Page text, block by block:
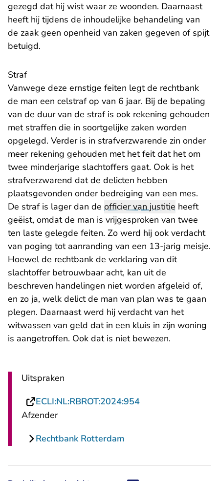
gezegd dat hij wist waar ze woonden. Daarnaast
heeft hij tijdens de inhoudelijke behandeling van
de zaak geen openheid van zaken gegeven of spijt
betuigd.
Straf
Vanwege deze ernstige feiten legt de rechtbank
de man een celstraf op van 6 jaar. Bij de bepaling
van de duur van de straf is ook rekening gehouden
met straffen die in soortgelijke zaken worden
opgelegd. Verder is in strafverzwarende zin onder
meer rekening gehouden met het feit dat het om
twee minderjarige slachtoffers gaat. Ook is het
strafverzwarend dat de delicten hebben
plaatsgevonden onder bedreiging van een mes.
De straf is lager dan de officier van justitie heeft
geëist, omdat de man is vrijgesproken van twee
ten laste gelegde feiten. Zo werd hij ook verdacht
van poging tot aanranding van een 13-jarig meisje.
Hoewel de rechtbank de verklaring van dit
slachtoffer betrouwbaar acht, kan uit de
beschreven handelingen niet worden afgeleid of,
en zo ja, welk delict de man van plan was te gaan
plegen. Daarnaast werd hij verdacht van het
witwassen van geld dat in een kluis in zijn woning
is aangetroffen. Ook dat is niet bewezen.
Uitspraken
ECLI:NL:RBROT:2024:954- U verlaat
Afzender
Rechtbank Rotterdam